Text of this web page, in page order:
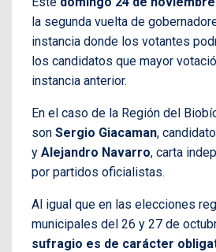
la segunda vuelta de
instancia donde los votantes
los candidatos que mayor
instancia anterior.
En el caso de la Región del
son Sergio Giacaman,
y Alejandro Navarro, carta
por partidos oficialistas.
Al igual que en las elecciones
municipales del 26 y 27 de
sufragio es de carácter